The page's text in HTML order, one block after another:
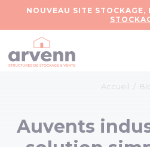
NOUVEAU SITE STOCKAGE,
Accueil /
Auvents